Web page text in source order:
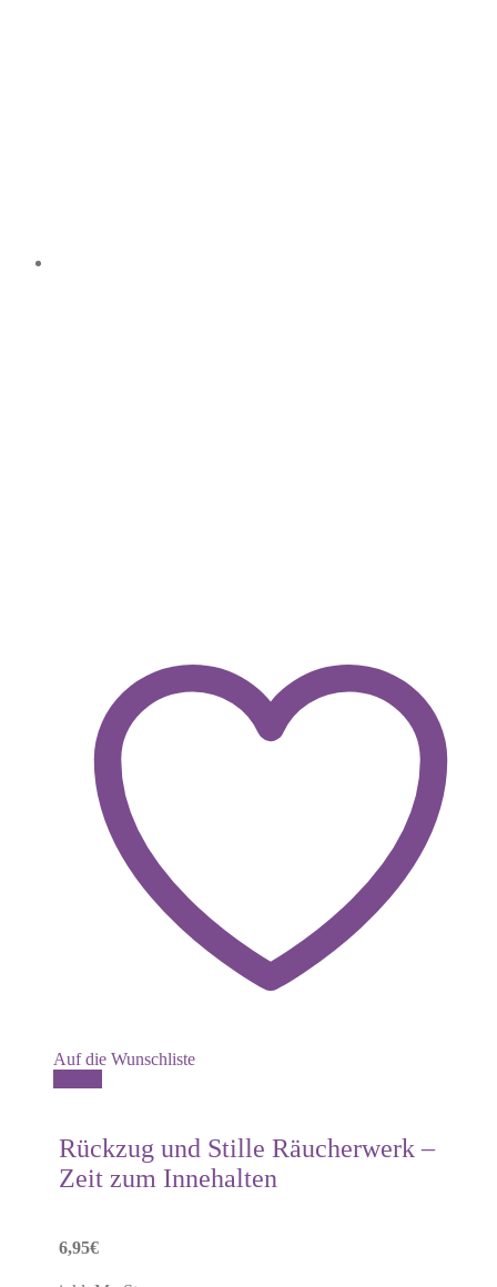
Auf die Wunschliste
Rückzug und Stille Räucherwerk –
Zeit zum Innehalten
6,95€